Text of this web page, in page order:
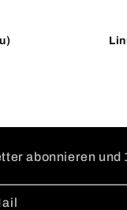
abonnieren und